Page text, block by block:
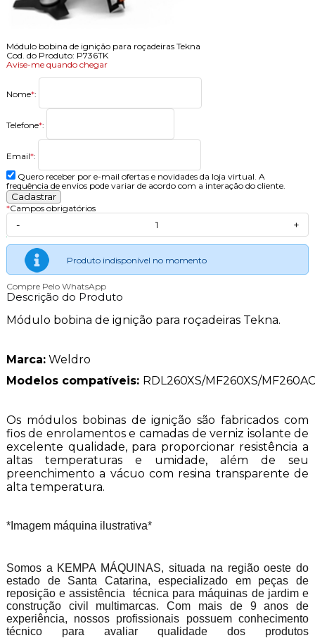
Módulo bobina de ignição para roçadeiras Tekna
Cod. do Produto: P736TK
Avise-me quando chegar
Nome*:
Telefone*:
Email*:
Quero receber por e-mail ofertas e novidades da loja virtual. A
frequência de envios pode variar de acordo com a interação do cliente.
*Campos obrigatórios
- +
Produto indisponível no momento
Compre Pelo WhatsApp
Descrição do Produto
Módulo bobina de ignição para roçadeiras Tekna.
Marca:Weldro
Modelos compatíveis: RDL260XS/MF260XS/MF260AC
Os módulos bobinas de ignição são fabricados com
fios de enrolamentos e camadas de verniz isolante de
excelente qualidade, para proporcionar resistência a
altas temperaturas e umidade, além de seu
preenchimento a vácuo com resina transparente de
alta temperatura.
*Imagem máquina ilustrativa*
Somos a KEMPA MÁQUINAS, situada na região oeste do
estado de Santa Catarina, especializado em peças de
reposição e assistência técnica para máquinas de jardim e
construção civil multimarcas. Com mais de 9 anos de
experiência, nossos profissionais possuem conhecimento
técnico para avaliar qualidade dos produtos